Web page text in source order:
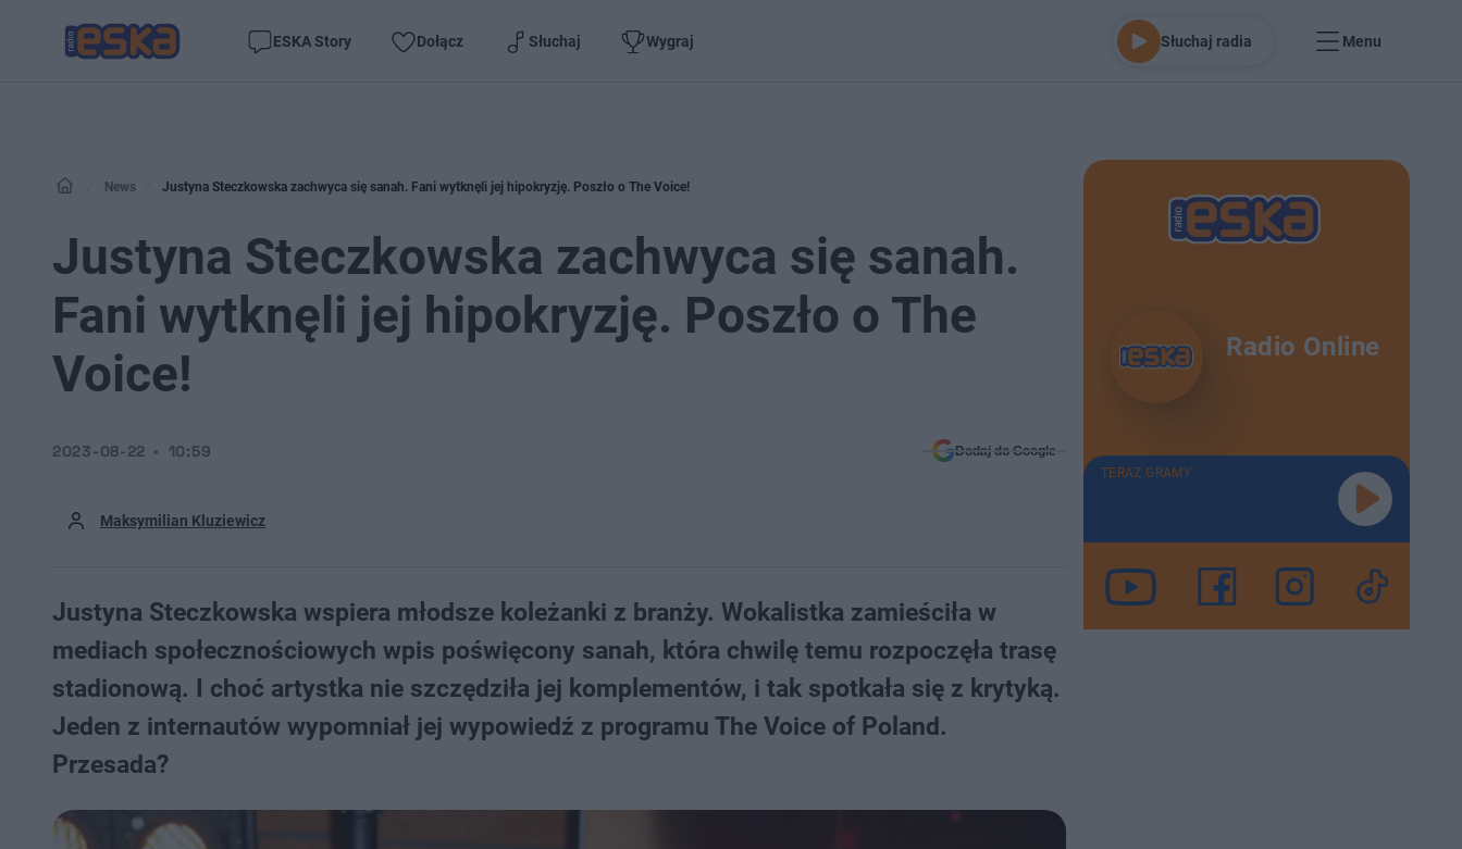
ESKA Story Dołącz Słuchaj Wygraj Słuchaj radia Menu
News Justyna Steczkowska zachwyca się sanah. Fani wytknęli jej hipokryzję. Poszło o The Voice!
Justyna Steczkowska zachwyca się sanah.
Fani wytknęli jej hipokryzję. Poszło o The
Voice!
Maksymilian Kluziewicz
2023-08-22 10:59 Dodaj do Google
Justyna Steczkowska wspiera młodsze koleżanki z branży. Wokalistka zamieściła w
mediach społecznościowych wpis poświęcony sanah, która chwilę temu rozpoczęła trasę
stadionową. I choć artystka nie szczędziła jej komplementów, i tak spotkała się z krytyką.
Jeden z internautów wypomniał jej wypowiedź z programu The Voice of Poland.
Przesada?
Radio Online
TERAZ GRAMY